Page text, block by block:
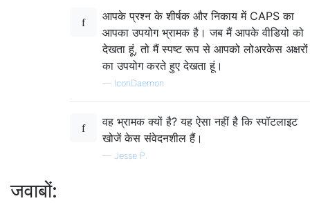
आपके प्रश्न के शीर्षक और निकाय में CAPS का
आपका उपयोग भ्रामक है। जब मैं आपके वीडियो को
देखता हूं, तो मैं स्पष्ट रूप से आपको लोअरकेस अक्षरों
का उपयोग करते हुए देखता हूं।
— IconDaemon
वह भ्रामक क्यों है? यह ऐसा नहीं है कि स्पॉटलाइट
खोजें केस संवेदनशील हैं।
— Jesse P.
जवाबों: